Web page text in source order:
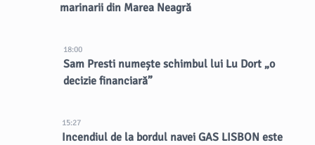
marinarii din Marea Neagră
18:00
Sam Presti numește schimbul lui Lu Dort „o
decizie financiară”
15:27
Incendiul de la bordul navei GAS LISBON este